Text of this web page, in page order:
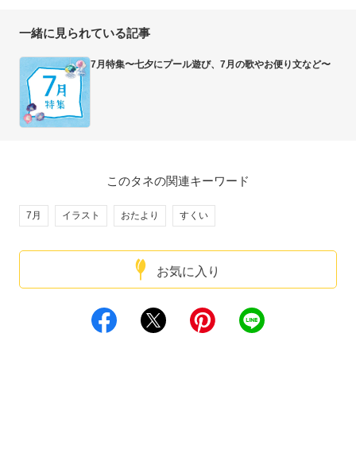
一緒に見られている記事
7月特集〜七夕にプール遊び、7月の歌やお便り文など〜
お気に入り
このタネの関連キーワード
7月 イラスト おたより すくい